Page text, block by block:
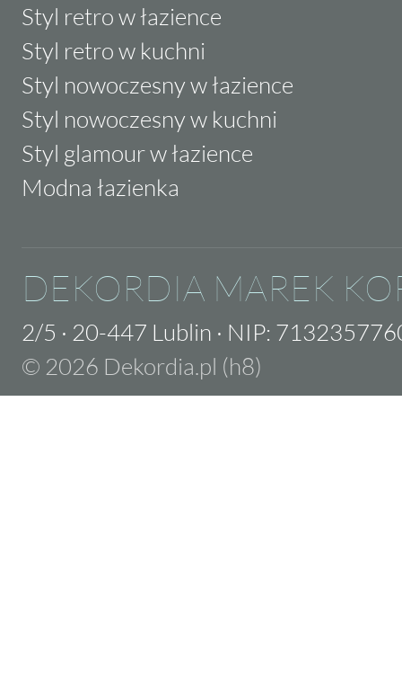
Styl retro w łazience
Styl retro w kuchni
Styl nowoczesny w łazience
Styl nowoczesny w kuchni
Styl glamour w łazience
Modna łazienka
DEKORDIA MAREK
2/5 · 20-447 Lublin · NIP:
© 2026 Dekordia.pl (h8)